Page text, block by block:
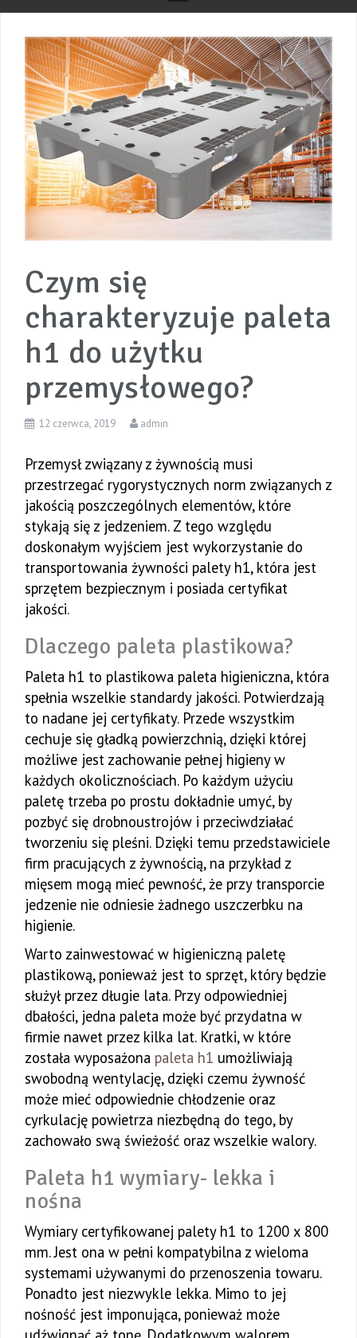
Czym się
charakteryzuje paleta
h1 do użytku
przemysłowego?
12 czerwca, 2019 admin
Przemysł związany z żywnością musi
przestrzegać rygorystycznych norm związanych z
jakością poszczególnych elementów, które
stykają się z jedzeniem. Z tego względu
doskonałym wyjściem jest wykorzystanie do
transportowania żywności palety h1, która jest
sprzętem bezpiecznym i posiada certyfikat
jakości.
Dlaczego paleta plastikowa?
Paleta h1 to plastikowa paleta higieniczna, która
spełnia wszelkie standardy jakości. Potwierdzają
to nadane jej certyfikaty. Przede wszystkim
cechuje się gładką powierzchnią, dzięki której
możliwe jest zachowanie pełnej higieny w
każdych okolicznościach. Po każdym użyciu
paletę trzeba po prostu dokładnie umyć, by
pozbyć się drobnoustrojów i przeciwdziałać
tworzeniu się pleśni. Dzięki temu przedstawiciele
firm pracujących z żywnością, na przykład z
mięsem mogą mieć pewność, że przy transporcie
jedzenie nie odniesie żadnego uszczerbku na
higienie.
Warto zainwestować w higieniczną paletę
plastikową, ponieważ jest to sprzęt, który będzie
służył przez długie lata. Przy odpowiedniej
dbałości, jedna paleta może być przydatna w
firmie nawet przez kilka lat. Kratki, w które
została wyposażona paleta h1 umożliwiają
swobodną wentylację, dzięki czemu żywność
może mieć odpowiednie chłodzenie oraz
cyrkulację powietrza niezbędną do tego, by
zachowało swą świeżość oraz wszelkie walory.
Paleta h1 wymiary- lekka i
nośna
Wymiary certyfikowanej palety h1 to 1200 x 800
mm. Jest ona w pełni kompatybilna z wieloma
systemami używanymi do przenoszenia towaru.
Ponadto jest niezwykle lekka. Mimo to jej
nośność jest imponująca, ponieważ może